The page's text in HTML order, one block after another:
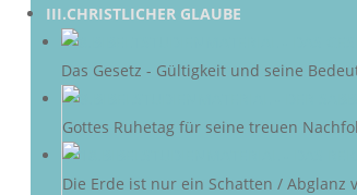
III.CHRISTLICHER GLAUBE
Das Gesetz - Gültigkeit und seine
Gottes Ruhetag für seine treuen
Die Erde ist nur ein Schatten /